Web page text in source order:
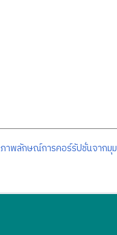
ภาพลักษณ์การคอร์รัปชั่นจากมุม